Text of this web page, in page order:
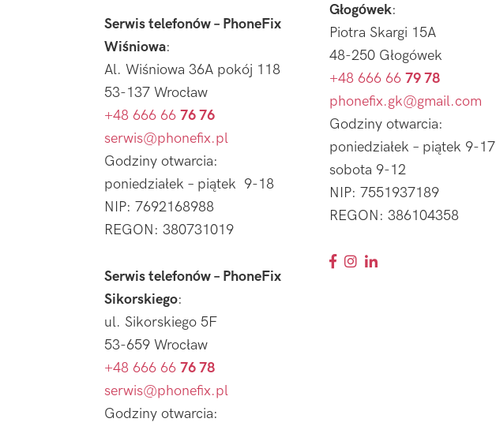
Serwis telefonów – PhoneFix
Wiśniowa:
Al. Wiśniowa 36A pokój 118
53-137 Wrocław
+48 666 66 76 76
serwis@phonefix.pl
Godziny otwarcia:
poniedziałek – piątek 9-18
NIP: 7692168988
REGON: 380731019
Serwis telefonów – PhoneFix
Sikorskiego:
ul. Sikorskiego 5F
53-659 Wrocław
+48 666 66 76 78
serwis@phonefix.pl
Godziny otwarcia:
Głogówek:
Piotra Skargi 15A
48-250 Głogówek
+48 666 66 79 78
phonefix.gk@gmail.com
Godziny otwarcia:
poniedziałek – piątek 9-17
sobota 9-12
NIP: 7551937189
REGON: 386104358